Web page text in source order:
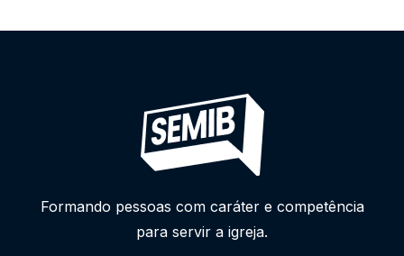
Formando pessoas com caráter e competência
para servir a igreja.